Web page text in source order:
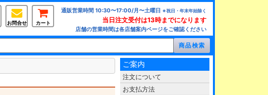
お問合せ カート
通販営業時間 10:30〜17:00/月〜土曜日 ※祝日・年末年始除く
当日注文受付は13時までになります
店舗の営業時間は各店舗案内ページをご確認ください
ご案内
注文について
お支払方法